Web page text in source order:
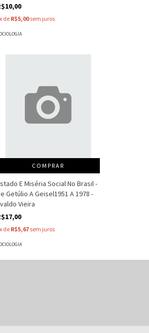
x de R$5,00sem juros
COMPRAR
E Miséria Social No Brasil -
Getúlio A Geisel1951 A 1978 -
Vieira
x de R$5,67 sem juros